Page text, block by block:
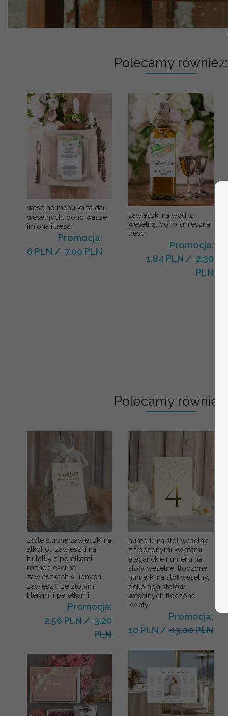
Polecamy również:
weselne menu karta dań
weselnych, boho wasze
imiona i treść
Promocja:
6 PLN / 7.00 PLN
zawieszki na wódkę
weselną, boho smieszna
tresc
Promocja:
1.84 PLN /2.30
PLN
Polecamy również:
złote ślubne zawieszki na
alkohol, zawieszki na
butelkę z perełkami,
rózne treści na
zawieszkach ślubnych,
zawieszki ze złotymi
literami i perełkami
Promocja:
2.56 PLN /3.20
PLN
numerki na stół weselny
z tłoczonymi kwiatami,
eleganckie numerki na
stoły weselne, tłoczone
numerki na stół weselny,
dekoracja stołów
weselnych tłoczone
kwiaty
Promocja:
10 PLN /13.00 PLN